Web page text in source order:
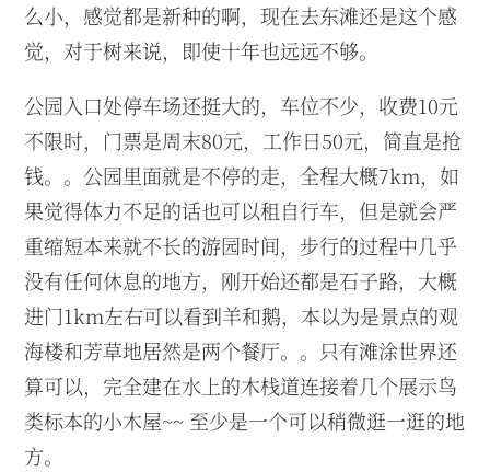
么小，感觉都是新种的啊，现在去东滩还是这个感
觉，对于树来说，即使十年也远远不够。
公园入口处停车场还挺大的，车位不少，收费10元
不限时，门票是周末80元，工作日50元，简直是抢
钱。。公园里面就是不停的走，全程大概7km，如
果觉得体力不足的话也可以租自行车，但是就会严
重缩短本来就不长的游园时间，步行的过程中几乎
没有任何休息的地方，刚开始还都是石子路，大概
进门1km左右可以看到羊和鹅，本以为是景点的观
海楼和芳草地居然是两个餐厅。。只有滩涂世界还
算可以，完全建在水上的木栈道连接着几个展示鸟
类标本的小木屋~~ 至少是一个可以稍微逛一逛的地
方。